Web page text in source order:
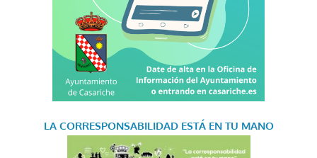
LA CORRESPONSABILIDAD ESTÁ EN TU MANO